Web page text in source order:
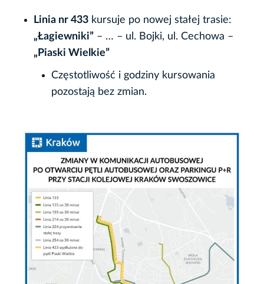
Linia nr 433 kursuje po nowej stałej trasie:
„Łagiewniki” – … – ul. Bojki, ul. Cechowa –
„Piaski Wielkie”
Częstotliwość i godziny kursowania
pozostają bez zmian.